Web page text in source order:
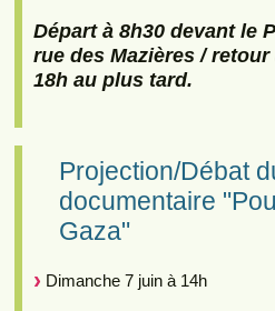
Départ à 8h30 devant le
rue des Mazières /
18h au plus tard.
Projection/Débat
documentaire
Gaza"
Dimanche 7 juin à 14h